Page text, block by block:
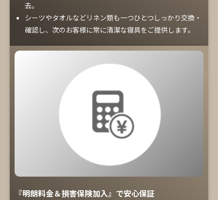
去。
シーツやタオルなどリネン類も一つひとつしっかり交換・
確認し、次のお客様に常に清潔な寝具をご提供します。
『明朗料金＆損害保険加入』で安心保証